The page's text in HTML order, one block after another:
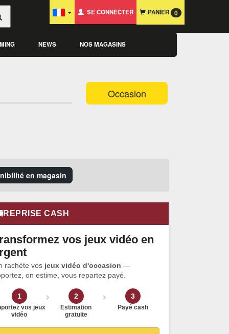
SE CONNECTER PANIER 0
NEWS NOS MAGASINS
Occasion
en magasin
REPRISE CASH
vos jeux vidéo en
rachète vos jeux vidéo d'occasion —
on estime, vous repartez payé.
1
vos jeux
vidéo
2
Estimation
gratuite
3
Payé cash